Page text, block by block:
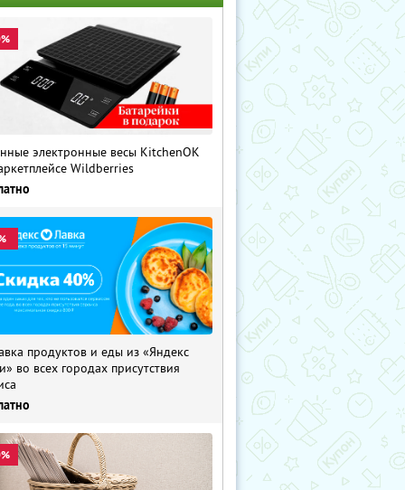
электронные весы KitchenOK
Wildberries
продуктов и еды из «Яндекс
во всех городах присутствия